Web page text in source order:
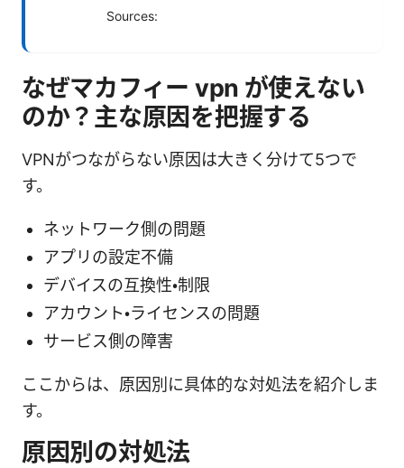
Sources:
なぜマカフィー vpn が使えない
のか？主な原因を把握する
VPNがつながらない原因は大きく分けて5つで
す。
ネットワーク側の問題
アプリの設定不備
デバイスの互換性・制限
アカウント・ライセンスの問題
サービス側の障害
ここからは、原因別に具体的な対処法を紹介しま
す。
原因別の対処法